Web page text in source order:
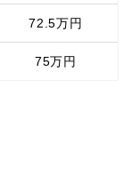
72.5万円
75万円